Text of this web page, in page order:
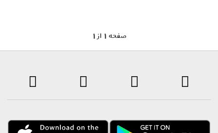
1 صفحه 1 از